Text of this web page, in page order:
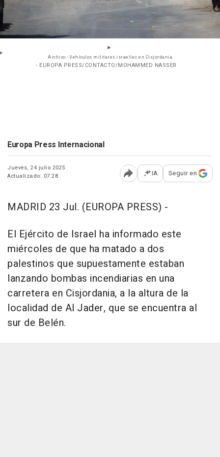
Archivo - Vehículos militares israelíes en Cisjordania
- EUROPA PRESS/CONTACTO/MOHAMMED NASSER
Europa Press Internacional
Jueves, 24 julio 2025
Actualizado: 07:28
Abrir opciones para
IA Seguir en
MADRID 23 Jul. (EUROPA PRESS) -
El Ejército de Israel ha informado este
miércoles de que ha matado a dos
palestinos que supuestamente estaban
lanzando bombas incendiarias en una
carretera en Cisjordania, a la altura de la
localidad de Al Jader, que se encuentra al
sur de Belén.